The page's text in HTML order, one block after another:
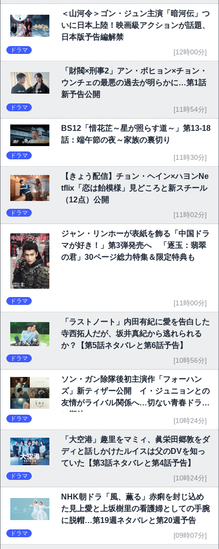
＜山河令＞ゴン・ジュン主演「暗河伝」つ
いに日本上陸！映画級アクションが話題、
日本版予告編解禁
ドラマ [12時00分]
「財閥×刑事2」アン・ボヒョン×チョン・
ウンチェの最悪の過去が明らかに…第1話
新予告公開
ドラマ [11時54分]
BS12「惜花芷～星が照らす道～」第13-18
話：端午節の夜～家族の裏切り
ドラマ [11時30分]
【きょう配信】チョン・ヘイン×ハヨンNe
tflix「恋は飴模様」見どころと新スチール
（12点）公開
ドラマ [11時02分]
ジャン・リンホーが表紙を飾る「中国ドラ
マが好き！」第3弾発売へ 「逐玉：翡翠
の君」30ページ総力特集＆限定特典も
ドラマ [11時00分]
「ラストノート」内田有紀に愛を告白した
寺西拓人だが、坂井真紀から逃れられる
か？【第5話ネタバレと第6話予告】
ドラマ [10時56分]
ソン・ガン除隊後初主演作「フォーハン
ズ」新ティザー公開 イ・ジュニョンとの
友情がライバル関係へ…切ない青春ドラマ
に期待
ドラマ [10時24分]
「大空港」趣里をマミィ、眞栄田郷敦をダ
ディと話しかけたルイスは父のDVを知っ
ていた【第3話ネタバレと第4話予告】
ドラマ [10時24分]
NHK朝ドラ「風、薫る」赤痢を封じ込め
た見上愛と上坂樹里の看護婦としての手腕
に脱帽…第19週ネタバレと第20週予告
ドラマ [09時07分]